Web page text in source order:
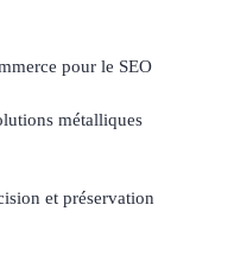
pour le SEO
métalliques
et préservation